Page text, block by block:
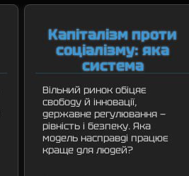
Капіталізм проти
соціалізму: яка
система
справедливіша?
Вільний ринок обіцяє
свободу й інновації,
державне регулювання —
рівність і безпеку. Яка
модель насправді працює
краще для людей?